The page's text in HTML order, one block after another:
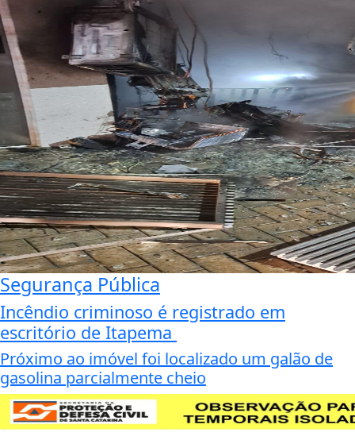
Segurança Pública
Incêndio criminoso é registrado em
escritório de Itapema
Próximo ao imóvel foi localizado um galão de
gasolina parcialmente cheio